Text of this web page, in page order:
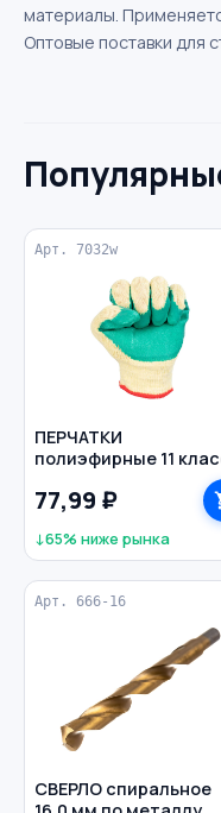
материалы.
Оптовые поставки для
Арт. 7032w
ПЕРЧАТКИ
полиэфирные 11
рифленое латексное
покрытие р. XL цв.
77,99 ₽
↓65% ниже рынка
Арт. 666-16
СВЕРЛО спиральное